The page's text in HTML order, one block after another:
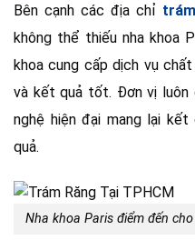
Bên cạnh các địa chỉ
không thể thiếu nha khoa
khoa cung cấp dịch vụ
và kết quả tốt. Đơn vị luôn
nghệ hiện đại mang lại
quả.
Nha khoa Paris điểm đến